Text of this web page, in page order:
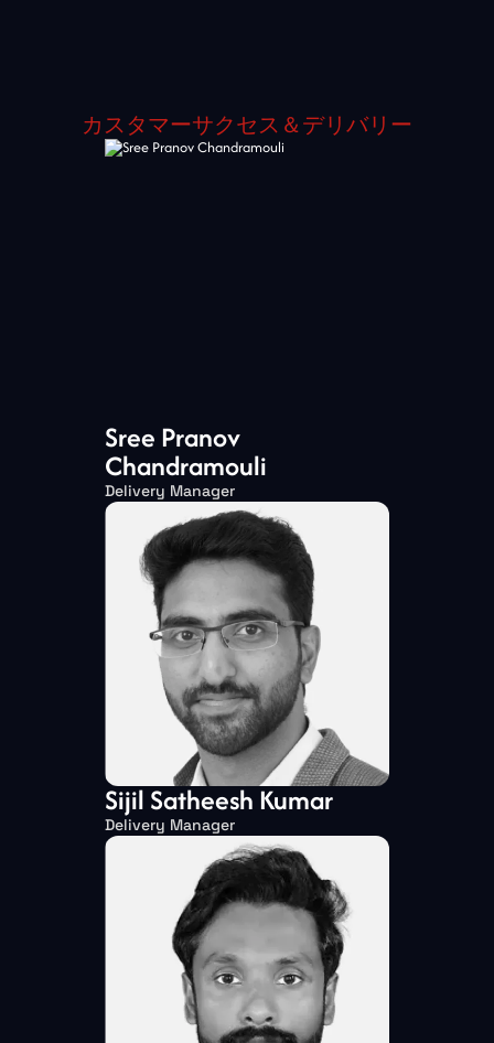
カスタマーサクセス＆デリバリー
Sree Pranov
Chandramouli
Delivery Manager
Sijil Satheesh Kumar
Delivery Manager